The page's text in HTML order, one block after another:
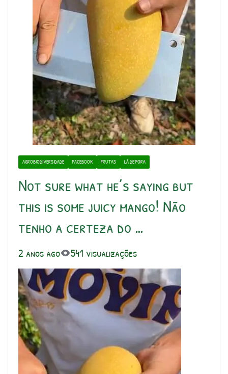
AGROBIODIVERSIDADE FACEBOOK FRUTAS LÁ DE FORA
Not sure what he’s saying but
this is some juicy mango! Não
tenho a certeza do …
2 anos ago 541 visualizações